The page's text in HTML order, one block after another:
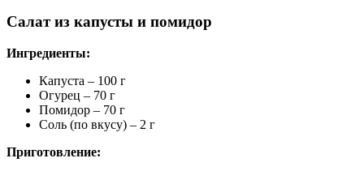
Салат из капусты и помидор
Ингредиенты:
Капуста – 100 г
Огурец – 70 г
Помидор – 70 г
Соль (по вкусу) – 2 г
Приготовление: